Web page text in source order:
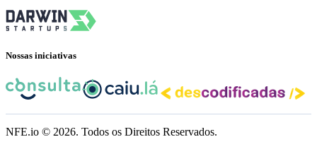
Nossas iniciativas
NFE.io © 2026. Todos os Direitos Reservados.